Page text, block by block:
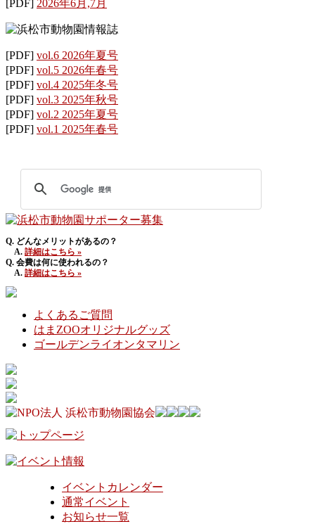
[PDF] 2026年6月,7月
[PDF] vol.6 2026年夏号
[PDF] vol.5 2026年春号
[PDF] vol.4 2025年冬号
[PDF] vol.3 2025年秋号
[PDF] vol.2 2025年夏号
[PDF] vol.1 2025年春号
Q. どんなメリットがあるの？
A. 詳細はこちら »
Q. 会費は何に使われるの？
A. 詳細はこちら »
よくあるご質問
はまZOOオリジナルグッズ
ゴールデンライオンタマリン
イベントカレンダー
通常イベント
お知らせ一覧